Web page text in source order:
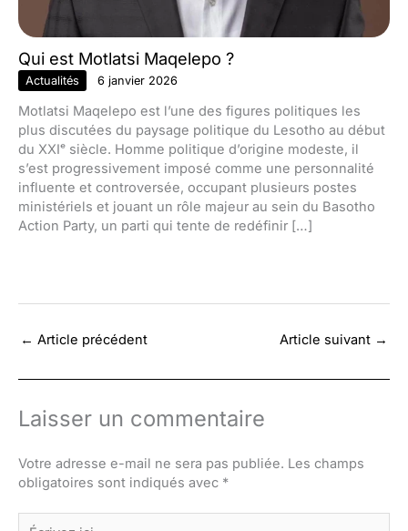
Qui est Motlatsi Maqelepo ?
Actualités 6 janvier 2026
Motlatsi Maqelepo est l’une des figures politiques les
plus discutées du paysage politique du Lesotho au début
du XXIᵉ siècle. Homme politique d’origine modeste, il
s’est progressivement imposé comme une personnalité
influente et controversée, occupant plusieurs postes
ministériels et jouant un rôle majeur au sein du Basotho
Action Party, un parti qui tente de redéfinir […]
← Article précédent Article suivant →
Laisser un commentaire
Votre adresse e-mail ne sera pas publiée. Les champs
obligatoires sont indiqués avec *
Écrivez